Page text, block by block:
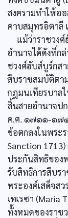
สงครามทำให้อ
คาบสมุทรอิตาลี
แม้ว่าราชวงศ์
อำนาจได้ดังที่ก
ชวงศ์ฮับส์บูร์กส
สืบราชสมบัติตา
กฎมนเทียรบาล
สิ้นสายอำนาจป
ค.ศ. ๑๗๑๑-๑๗๔
ข้อตกลงในพระ
Sanction
ประกันสิทธิของ
รับสิทธิการสืบร
พระองค์เสด็จส
เทเรซา (Maria
ทั้งหมดของราช